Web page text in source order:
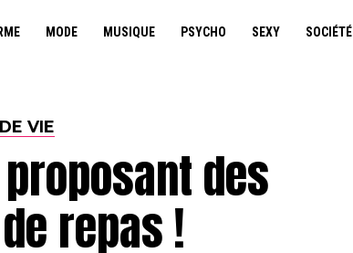
MODE MUSIQUE PSYCHO SEXY SOCIÉTÉ
VIE
des
repas !